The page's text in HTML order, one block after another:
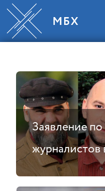
Заявление по